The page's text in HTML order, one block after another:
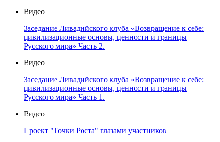
Видео
Заседание Ливадийского клуба «Возвращение к себе:
цивилизационные основы, ценности и границы
Русского мира» Часть 2.
Видео
Заседание Ливадийского клуба «Возвращение к себе:
цивилизационные основы, ценности и границы
Русского мира» Часть 1.
Видео
Проект "Точки Роста" глазами участников